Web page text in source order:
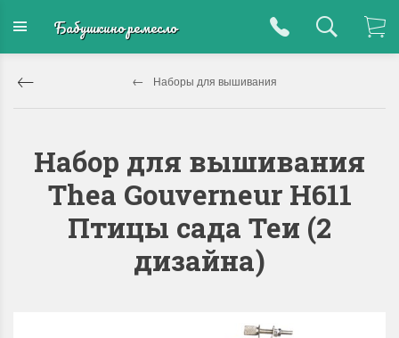
Бабушкино ремесло
Наборы для вышивания
Набор для вышивания
Thea Gouverneur H611
Птицы сада Теи (2
дизайна)